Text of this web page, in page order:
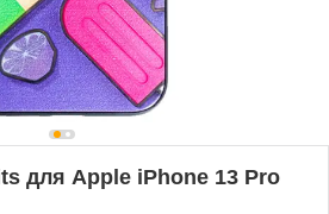
для Apple iPhone 13 Pro